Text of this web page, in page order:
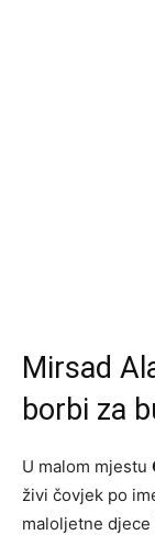
Mirsad
borbi za
U malom mjestu
živi čovjek po
maloljetne